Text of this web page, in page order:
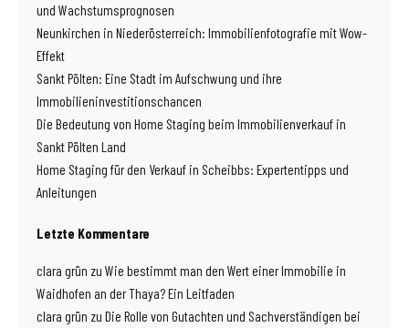
und Wachstumsprognosen
Neunkirchen in Niederösterreich: Immobilienfotografie mit Wow-
Effekt
Sankt Pölten: Eine Stadt im Aufschwung und ihre
Immobilieninvestitionschancen
Die Bedeutung von Home Staging beim Immobilienverkauf in
Sankt Pölten Land
Home Staging für den Verkauf in Scheibbs: Expertentipps und
Anleitungen
Letzte Kommentare
clara grün zu Wie bestimmt man den Wert einer Immobilie in
Waidhofen an der Thaya? Ein Leitfaden
clara grün zu Die Rolle von Gutachten und Sachverständigen bei